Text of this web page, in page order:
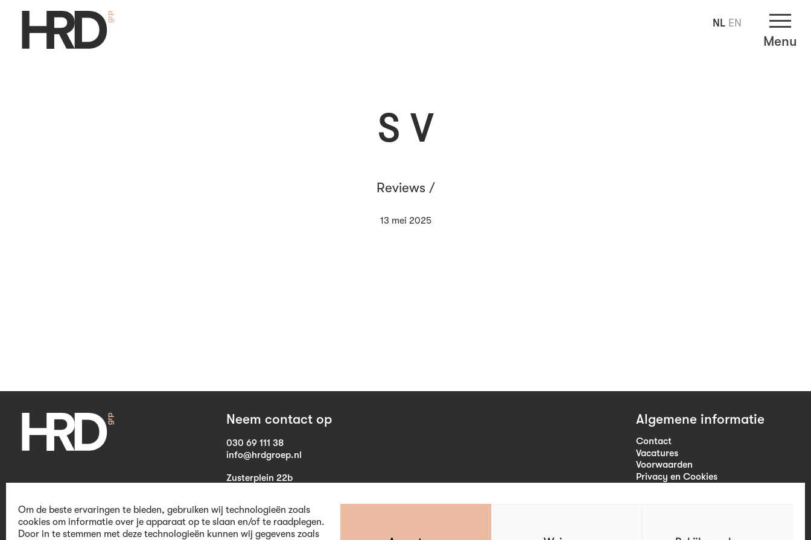
Om de beste ervaringen te bieden, gebruiken wij technologieën zoals
cookies om informatie over je apparaat op te slaan en/of te raadplegen.
Door in te stemmen met deze technologieën kunnen wij gegevens zoals
Menu
S V
Reviews /
13 mei 2025
Neem contact op
030 69 111 38
info@hrdgroep.nl
Zusterplein 22b
Algemene informatie
Contact
Vacatures
Voorwaarden
Privacy en Cookies
Volg ons
NL EN